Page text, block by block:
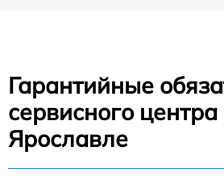
Гарантийные
сервисного центра
Ярославле